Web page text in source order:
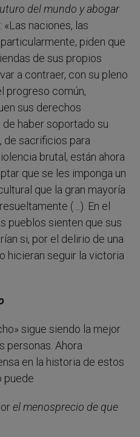
del mundo y abogar
: «Las naciones, las
piden que
de sus propios
a contraer, con su pleno
progreso común,
sus derechos
haber soportado su
de sacrificios para
brutal, están ahora
que se les imponga un
que la gran mayoría
(…). En el
pueblos sienten que sus
si, por el delirio de una
hicieran seguir la victoria
sigue siendo la mejor
personas. Ahora
en la historia de estos
puede
el menosprecio de que